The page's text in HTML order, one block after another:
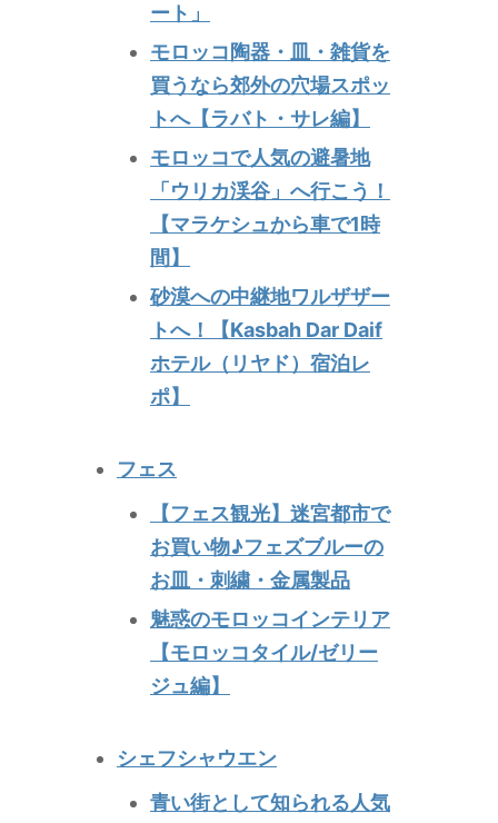
ート」
モロッコ陶器・皿・雑貨を
買うなら郊外の穴場スポッ
トへ【ラバト・サレ編】
モロッコで人気の避暑地
「ウリカ渓谷」へ行こう！
【マラケシュから車で1時
間】
砂漠への中継地ワルザザー
トへ！【Kasbah Dar Daif
ホテル（リヤド）宿泊レ
ポ】
フェス
【フェス観光】迷宮都市で
お買い物♪フェズブルーの
お皿・刺繍・金属製品
魅惑のモロッコインテリア
【モロッコタイル/ゼリー
ジュ編】
シェフシャウエン
青い街として知られる人気